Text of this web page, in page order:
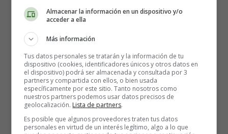
Ordena tus deudas de mayor a menor tasa de interés
para establecer una estrategia de pago.
pagar el mínimo requerido en todas tus deudas cada
mes paraevitar cargos por pagos atrasados
Luego, destina cualquier dinero adicional que puedas
ahorrar a la deuda prioritaria de mayor tasa de interés.
Enfócate en pagar más que el mínimo para
acelerar la reducción de la deuda.
Celebra los logros: Establece metas alcanzables y
celebra cada logro. Por ejemplo, puedes establecer
Almacenar la información en un dispositivo y/o
acceder a ella
Más información
Tus datos personales se tratarán y la información de tu
dispositivo (cookies, identificadores únicos y otros datos en
el dispositivo) podrá ser almacenada y consultada por 3
partners y compartida con ellos, o bien usada
específicamente por este sitio. Tanto nosotros como
nuestros partners podemos usar datos precisos de
geolocalización. Lista de partners.
Es posible que algunos proveedores traten tus datos
personales en virtud de un interés legítimo, algo a lo que